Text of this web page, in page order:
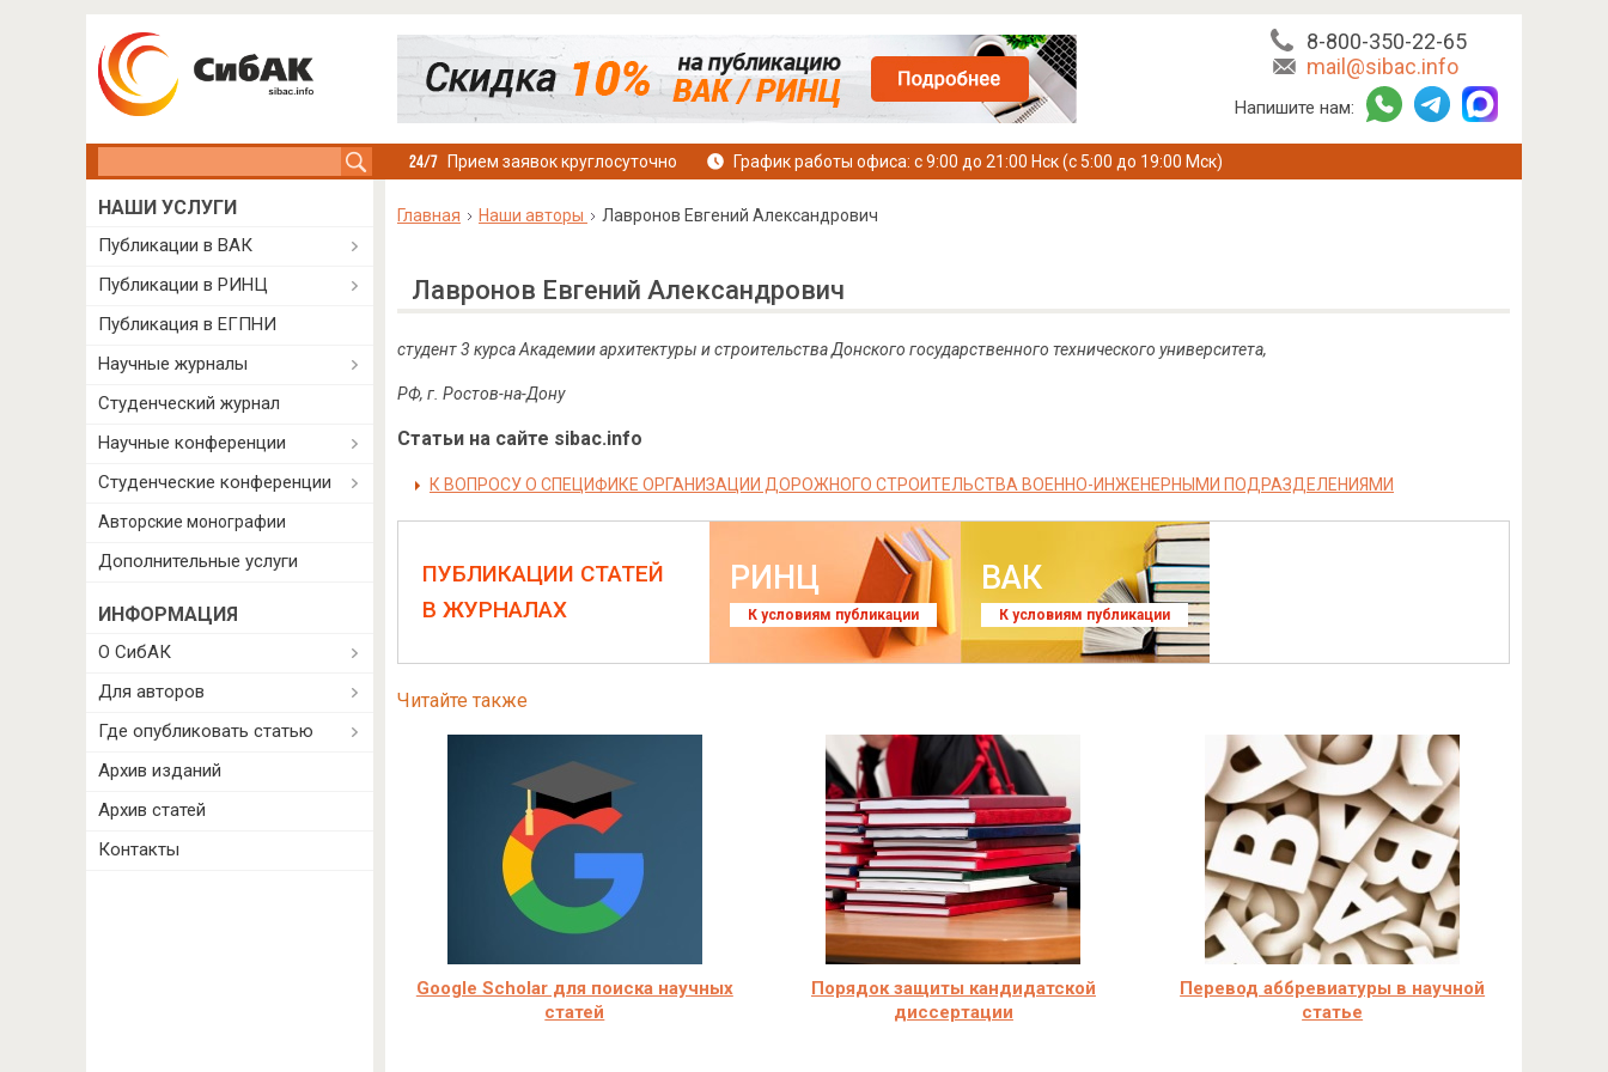
8-800-350-22-65
mail@sibac.info
Напишите нам:
Прием заявок круглосуточно График работы офиса: с 9:00 до 21:00 Нск (с 5:00 до 19:00 Мск)
Главная Наши авторы Лавронов Евгений Александрович
Лавронов Евгений Александрович
студент 3 курса Академии архитектуры и строительства Донского государственного технического университета,
РФ, г. Ростов-на-Дону
Статьи на сайте sibac.info
К ВОПРОСУ О СПЕЦИФИКЕ ОРГАНИЗАЦИИ ДОРОЖНОГО СТРОИТЕЛЬСТВА ВОЕННО-ИНЖЕНЕРНЫМИ ПОДРАЗДЕЛЕНИЯМИ
ПУБЛИКАЦИИ СТАТЕЙ
В ЖУРНАЛАХ
РИНЦ
К условиям публикации
ВАК
К условиям публикации
Читайте также
Google Scholar для поиска научных
статей
Порядок защиты кандидатской
диссертации
Перевод аббревиатуры в научной
статье
НАШИ УСЛУГИ
Публикации в ВАК
Публикации в РИНЦ
Публикация в ЕГПНИ
Научные журналы
Студенческий журнал
Научные конференции
Студенческие конференции
Авторские монографии
Дополнительные услуги
ИНФОРМАЦИЯ
О СибАК
Для авторов
Где опубликовать статью
Архив изданий
Архив статей
Контакты